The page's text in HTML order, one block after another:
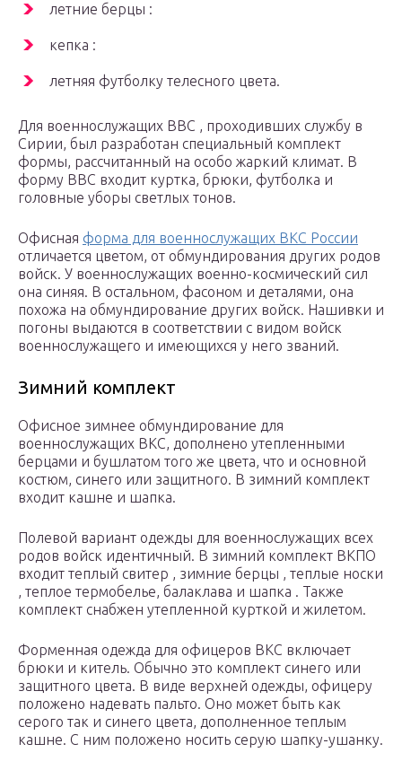
летние берцы :
кепка :
летняя футболку телесного цвета.
Для военнослужащих ВВС , проходивших службу в
Сирии, был разработан специальный комплект
формы, рассчитанный на особо жаркий климат. В
форму ВВС входит куртка, брюки, футболка и
головные уборы светлых тонов.
Офисная форма для военнослужащих ВКС России
отличается цветом, от обмундирования других родов
войск. У военнослужащих военно-космический сил
она синяя. В остальном, фасоном и деталями, она
похожа на обмундирование других войск. Нашивки и
погоны выдаются в соответствии с видом войск
военнослужащего и имеющихся у него званий.
Зимний комплект
Офисное зимнее обмундирование для
военнослужащих ВКС, дополнено утепленными
берцами и бушлатом того же цвета, что и основной
костюм, синего или защитного. В зимний комплект
входит кашне и шапка.
Полевой вариант одежды для военнослужащих всех
родов войск идентичный. В зимний комплект ВКПО
входит теплый свитер , зимние берцы , теплые носки
, теплое термобелье, балаклава и шапка . Также
комплект снабжен утепленной курткой и жилетом.
Форменная одежда для офицеров ВКС включает
брюки и китель. Обычно это комплект синего или
защитного цвета. В виде верхней одежды, офицеру
положено надевать пальто. Оно может быть как
серого так и синего цвета, дополненное теплым
кашне. С ним положено носить серую шапку-ушанку.